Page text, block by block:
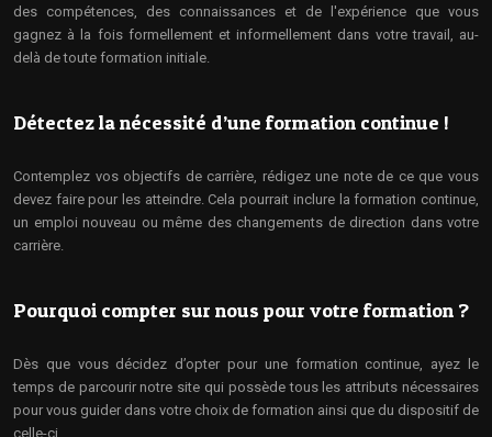
des compétences, des connaissances et de l'expérience que vous
gagnez à la fois formellement et informellement dans votre travail, au-
delà de toute formation initiale.
Détectez la nécessité d’une formation continue !
Contemplez vos objectifs de carrière, rédigez une note de ce que vous
devez faire pour les atteindre. Cela pourrait inclure la formation continue,
un emploi nouveau ou même des changements de direction dans votre
carrière.
Pourquoi compter sur nous pour votre formation ?
Dès que vous décidez d’opter pour une formation continue, ayez le
temps de parcourir notre site qui possède tous les attributs nécessaires
pour vous guider dans votre choix de formation ainsi que du dispositif de
celle-ci.